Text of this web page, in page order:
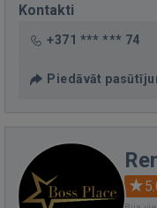
Kontakti
+371 *** *** 74
Piedāvāt